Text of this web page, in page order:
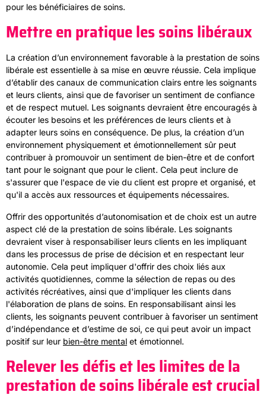
pour les bénéficiaires de soins.
Mettre en pratique les soins libéraux
La création d’un environnement favorable à la prestation de soins
libérale est essentielle à sa mise en œuvre réussie. Cela implique
d’établir des canaux de communication clairs entre les soignants
et leurs clients, ainsi que de favoriser un sentiment de confiance
et de respect mutuel. Les soignants devraient être encouragés à
écouter les besoins et les préférences de leurs clients et à
adapter leurs soins en conséquence. De plus, la création d’un
environnement physiquement et émotionnellement sûr peut
contribuer à promouvoir un sentiment de bien-être et de confort
tant pour le soignant que pour le client. Cela peut inclure de
s'assurer que l'espace de vie du client est propre et organisé, et
qu'il a accès aux ressources et équipements nécessaires.
Offrir des opportunités d’autonomisation et de choix est un autre
aspect clé de la prestation de soins libérale. Les soignants
devraient viser à responsabiliser leurs clients en les impliquant
dans les processus de prise de décision et en respectant leur
autonomie. Cela peut impliquer d'offrir des choix liés aux
activités quotidiennes, comme la sélection de repas ou des
activités récréatives, ainsi que d'impliquer les clients dans
l'élaboration de plans de soins. En responsabilisant ainsi les
clients, les soignants peuvent contribuer à favoriser un sentiment
d’indépendance et d’estime de soi, ce qui peut avoir un impact
positif sur leur bien-être mental et émotionnel.
Relever les défis et les limites de la
prestation de soins libérale est crucial